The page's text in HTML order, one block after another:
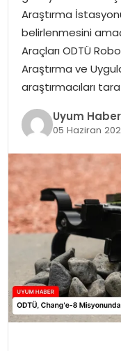
SAĞLIK
MAGAZIN
YAŞAM
Araştırma
belirlenmesini
Araçları ODTÜ
Araştırma ve
araştırmacıları
Uyum Haber
05 Haziran